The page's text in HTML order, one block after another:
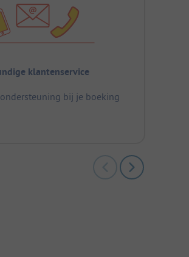
klantenservice
bij je boeking